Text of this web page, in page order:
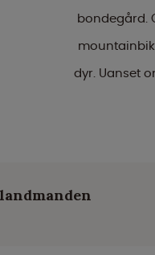
bondegård.
dyr. Uanset